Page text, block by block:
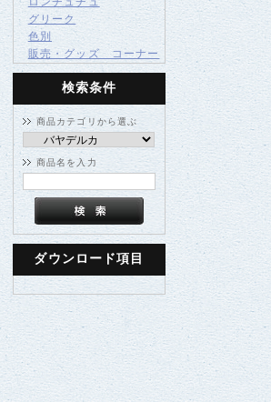
グリーク
色別
販売・グッズ コーナー
検索条件
商品カテゴリから選ぶ
商品名を入力
ダウンロード項目